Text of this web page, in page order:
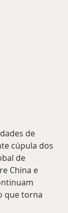
de
cúpula dos
de
China e
que torna